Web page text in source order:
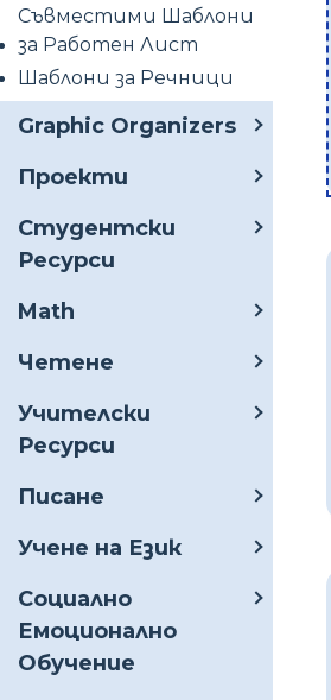
Съвместими Шаблони
за Работен Лист
Шаблони за Речници
Graphic Organizers
Проекти
Студентски
Ресурси
Math
Четене
Учителски
Ресурси
Писане
Учене на Език
Социално
Емоционално
Обучение